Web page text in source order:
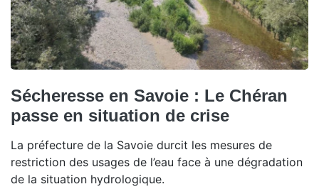
Sécheresse en Savoie : Le Chéran
passe en situation de crise
La préfecture de la Savoie durcit les mesures de
restriction des usages de l’eau face à une dégradation
de la situation hydrologique.